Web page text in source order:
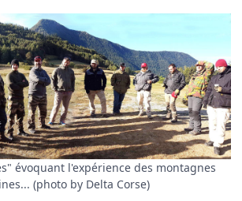
évoquant l'expérience des montagnes
(photo by Delta Corse)